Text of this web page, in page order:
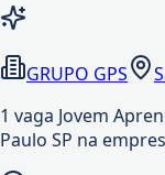
GRUPO GPS
1 vaga Jovem
Paulo SP na